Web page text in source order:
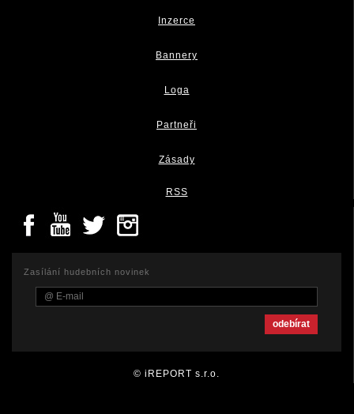
Inzerce
Bannery
Loga
Partneři
Zásady
RSS
Zasílání hudebních novinek
© iREPORT s.r.o.